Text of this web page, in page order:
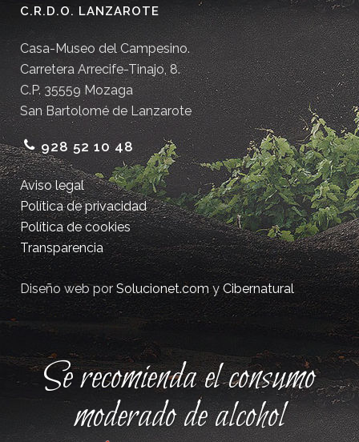
C.R.D.O. LANZAROTE
Casa-Museo del Campesino.
Carretera Arrecife-Tinajo, 8.
C.P. 35559 Mozaga
San Bartolomé de Lanzarote
928 52 10 48
Aviso legal
Política de privacidad
Política de cookies
Transparencia
Diseño web porSolucionet.comyCibernatural
Se recomienda el consumo
moderado de alcohol